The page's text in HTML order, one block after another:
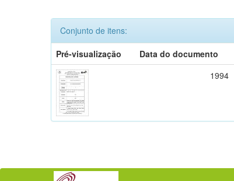
Conjunto de itens:
Pré-visualização
Data do documento
1994